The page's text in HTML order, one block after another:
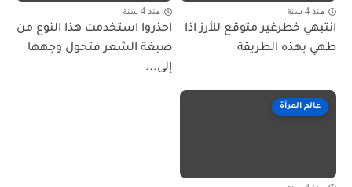
منذ 4 سنة
انتبهي خطرغير متوقع للأرز اذا
طهي بهذه الطريقة
منذ 4 سنة
احذروا استخدمت هذا النوع من
صبغة الشعر فتحول وجهها
إلى...
عالم المرأة